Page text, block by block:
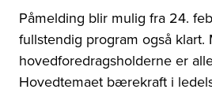
Påmelding blir mulig fra 24.
fullstendig program også
hovedforedragsholderne er
Hovedtemaet bærekraft i